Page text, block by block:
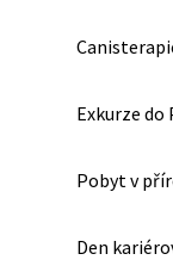
Exkurze do
Pobyt v
Den